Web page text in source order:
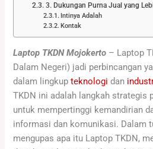
3. Dukungan Purna Jual yang
Intinya Adalah
Kontak
Laptop TKDN Mojokerto – Laptop
Dalam Negeri) jadi perbincangan
dalam lingkupteknologi dan
TKDN ini adalah langkah strategis
untuk mempertinggi kemandirian
informasi dan komunikasi. Dalam
mengupas apa itu Laptop TKDN,